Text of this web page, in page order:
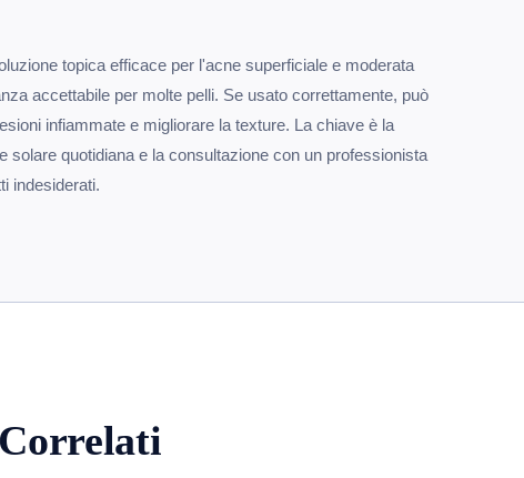
topica efficace per l'acne superficiale e moderata
accettabile per molte pelli. Se usato correttamente, può
infiammate e migliorare la texture. La chiave è la
solare quotidiana e la consultazione con un professionista
indesiderati.